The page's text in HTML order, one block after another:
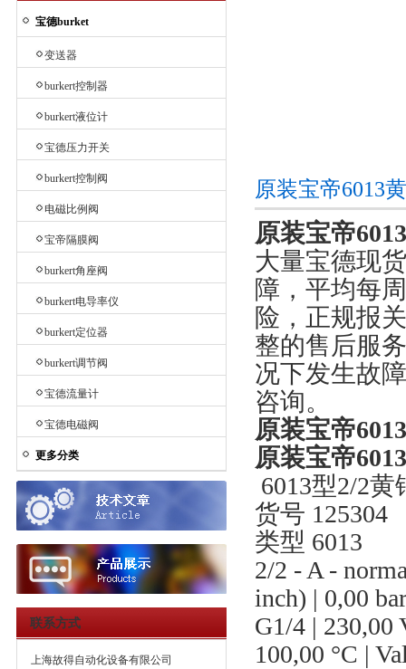
宝德burket
变送器
burkert控制器
burkert液位计
宝德压力开关
burkert控制阀
电磁比例阀
宝帝隔膜阀
burkert角座阀
burkert电导率仪
burkert定位器
burkert调节阀
宝德流量计
宝德电磁阀
更多分类
联系方式
上海故得自动化设备有限公司
原装宝帝6013
原装宝帝
大量宝德现
障，平均每
险，正规报
整的售后服
况下发生故
咨询。
原装宝帝
原装宝帝
6013型2/2黄
货号 125304
类型 6013
2/2 - A -
inch) | 0,00
G1/4 | 230,00
100,00 °C |